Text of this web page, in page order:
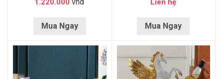
1.220.000
Mua Ngay
Liên hệ
Mua Ngay